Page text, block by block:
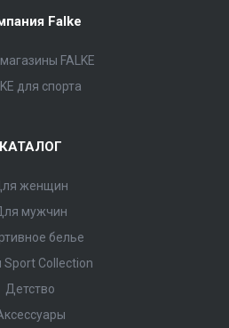
Falke
FALKE
для спорта
КАТАЛОГ
женщин
мужчин
белье
Sport Collection
Детство